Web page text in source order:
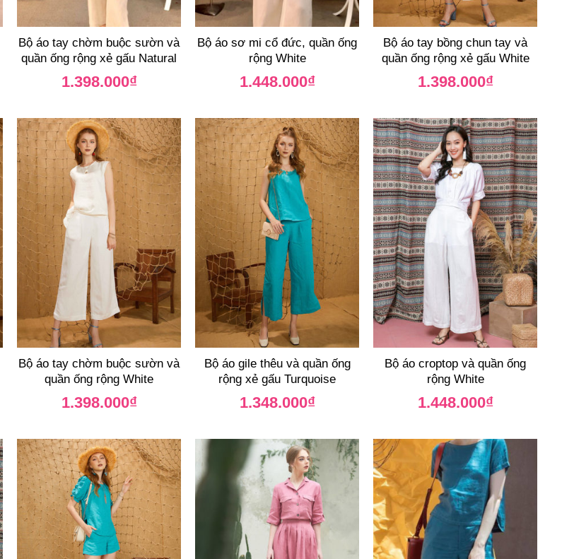
Bộ áo tay chờm buộc sườn và
quần ống rộng xẻ gấu Natural
1.398.000₫
Bộ áo sơ mi cổ đức, quần ống
rộng White
1.448.000₫
Bộ áo tay bồng chun tay và
quần ống rộng xẻ gấu White
1.398.000₫
Bộ áo tay chờm buộc sườn và
quần ống rộng White
1.398.000₫
Bộ áo gile thêu và quần ống
rộng xẻ gấu Turquoise
1.348.000₫
Bộ áo croptop và quần ống
rộng White
1.448.000₫